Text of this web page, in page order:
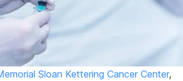
Sloan Kettering Cancer Center,